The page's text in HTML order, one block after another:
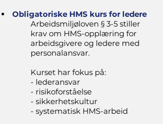
Obligatoriske HMS kurs for ledere
Arbeidsmiljøloven § 3-5 stiller
krav om HMS-opplæring for
arbeidsgivere og ledere med
personalansvar.
Kurset har fokus på:
- lederansvar
- risikoforståelse
- sikkerhetskultur
- systematisk HMS-arbeid